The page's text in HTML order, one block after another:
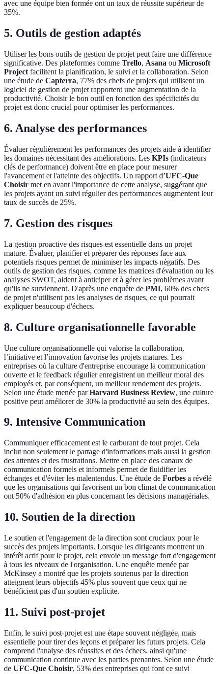
avec une équipe bien formée ont un taux de réussite supérieur de
35%.
5. Outils de gestion adaptés
Utiliser les bons outils de gestion de projet peut faire une différence
significative. Des plateformes comme Trello, Asana ou Microsoft
Project facilitent la planification, le suivi et la collaboration. Selon
une étude de Capterra, 77% des chefs de projets qui utilisent un
logiciel de gestion de projet rapportent une augmentation de la
productivité. Choisir le bon outil en fonction des spécificités du
projet est donc crucial pour optimiser les performances.
6. Analyse des performances
Évaluer régulièrement les performances des projets aide à identifier
les domaines nécessitant des améliorations. Les KPIs (indicateurs
clés de performance) doivent être en place pour mesurer
l'avancement et l'atteinte des objectifs. Un rapport d’UFC-Que
Choisir met en avant l'importance de cette analyse, suggérant que
les projets ayant un suivi régulier des performances augmentent leur
taux de succès de 25%.
7. Gestion des risques
La gestion proactive des risques est essentielle dans un projet
mature. Évaluer, planifier et préparer des réponses face aux
potentiels risques permet de minimiser les impacts négatifs. Des
outils de gestion des risques, comme les matrices d'évaluation ou les
analyses SWOT, aident à anticiper et à gérer les problèmes avant
qu'ils ne surviennent. D'après une enquête de PMI, 60% des chefs
de projet n'utilisent pas les analyses de risques, ce qui pourrait
expliquer beaucoup d'échecs.
8. Culture organisationnelle favorable
Une culture organisationnelle qui valorise la collaboration,
l’initiative et l’innovation favorise les projets matures. Les
entreprises où la culture d'entreprise encourage la communication
ouverte et le feedback régulier enregistrent un meilleur moral des
employés et, par conséquent, un meilleur rendement des projets.
Selon une étude menée parHarvard Business Review, une culture
positive peut améliorer de 30% la productivité au sein des équipes.
9. Intensive Communication
Communiquer efficacement est le carburant de tout projet. Cela
inclut non seulement le partage d'informations mais aussi la gestion
des attentes et des frustrations. Mettre en place des canaux de
communication formels et informels permet de fluidifier les
échanges et d'éviter les malentendus. Une étude de Forbes a révélé
que les organisations qui favorisent un bon climat de communication
ont 50% d'adhésion en plus concernant les décisions managériales.
10. Soutien de la direction
Le soutien et l'engagement de la direction sont cruciaux pour le
succès des projets importants. Lorsque les dirigeants montrent un
intérêt actif pour le projet, cela envoie un message fort d'engagement
à tous les niveaux de l'organisation. Une enquête menée par
McKinsey a montré que les projets soutenus par la direction
atteignent leurs objectifs 45% plus souvent que ceux qui ne
bénéficient pas d'un soutien explicite.
11. Suivi post-projet
Enfin, le suivi post-projet est une étape souvent négligée, mais
essentielle pour tirer des leçons et préparer les futurs projets. Cela
comprend l'analyse des réussites et des échecs, ainsi qu'une
communication continue avec les parties prenantes. Selon une étude
de UFC-Que Choisir, 53% des entreprises qui font ce suivi